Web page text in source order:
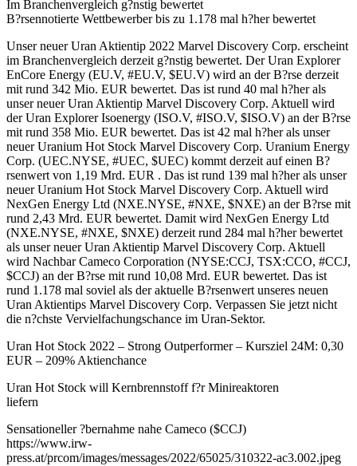
Im Branchenvergleich g?nstig bewertet
B?rsennotierte Wettbewerber bis zu 1.178 mal h?her bewertet
Unser neuer Uran Aktientip 2022 Marvel Discovery Corp. erscheint
im Branchenvergleich derzeit g?nstig bewertet. Der Uran Explorer
EnCore Energy (EU.V, #EU.V, $EU.V) wird an der B?rse derzeit
mit rund 342 Mio. EUR bewertet. Das ist rund 40 mal h?her als
unser neuer Uran Aktientip Marvel Discovery Corp. Aktuell wird
der Uran Explorer Isoenergy (ISO.V, #ISO.V, $ISO.V) an der B?rse
mit rund 358 Mio. EUR bewertet. Das ist 42 mal h?her als unser
neuer Uranium Hot Stock Marvel Discovery Corp. Uranium Energy
Corp. (UEC.NYSE, #UEC, $UEC) kommt derzeit auf einen B?
rsenwert von 1,19 Mrd. EUR . Das ist rund 139 mal h?her als unser
neuer Uranium Hot Stock Marvel Discovery Corp. Aktuell wird
NexGen Energy Ltd (NXE.NYSE, #NXE, $NXE) an der B?rse mit
rund 2,43 Mrd. EUR bewertet. Damit wird NexGen Energy Ltd
(NXE.NYSE, #NXE, $NXE) derzeit rund 284 mal h?her bewertet
als unser neuer Uran Aktientip Marvel Discovery Corp. Aktuell
wird Nachbar Cameco Corporation (NYSE:CCJ, TSX:CCO, #CCJ,
$CCJ) an der B?rse mit rund 10,08 Mrd. EUR bewertet. Das ist
rund 1.178 mal soviel als der aktuelle B?rsenwert unseres neuen
Uran Aktientips Marvel Discovery Corp. Verpassen Sie jetzt nicht
die n?chste Vervielfachungschance im Uran-Sektor.
Uran Hot Stock 2022 – Strong Outperformer – Kursziel 24M: 0,30
EUR – 209% Aktienchance
Uran Hot Stock will Kernbrennstoff f?r Minireaktoren
liefern
Sensationeller ?bernahme nahe Cameco ($CCJ)
https://www.irw-
press.at/prcom/images/messages/2022/65025/310322-ac3.002.jpeg